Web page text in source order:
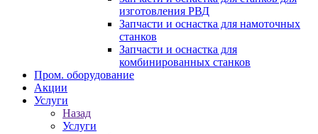
изготовления РВД
Запчасти и оснастка для намоточных
станков
Запчасти и оснастка для
комбинированных станков
Пром. оборудование
Акции
Услуги
Назад
Услуги